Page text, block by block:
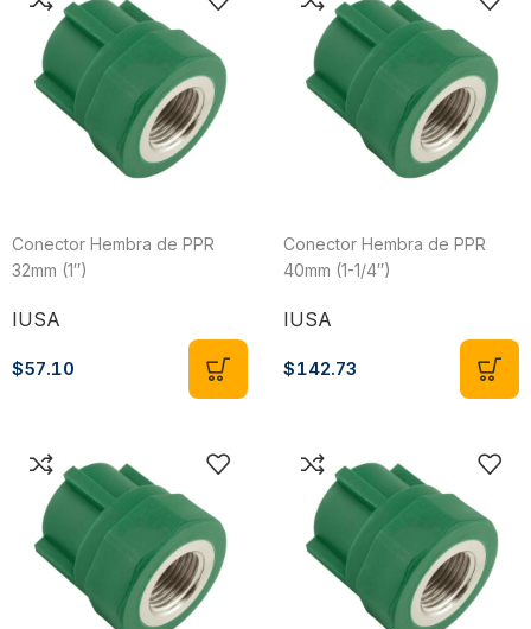
Conector Hembra de PPR
32mm (1″)
IUSA
$57.10
Conector Hembra de PPR
40mm (1-1/4″)
IUSA
$142.73